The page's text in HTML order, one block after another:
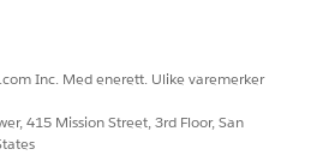
Inc. Med enerett. Ulike varemerker
415 Mission Street, 3rd Floor, San